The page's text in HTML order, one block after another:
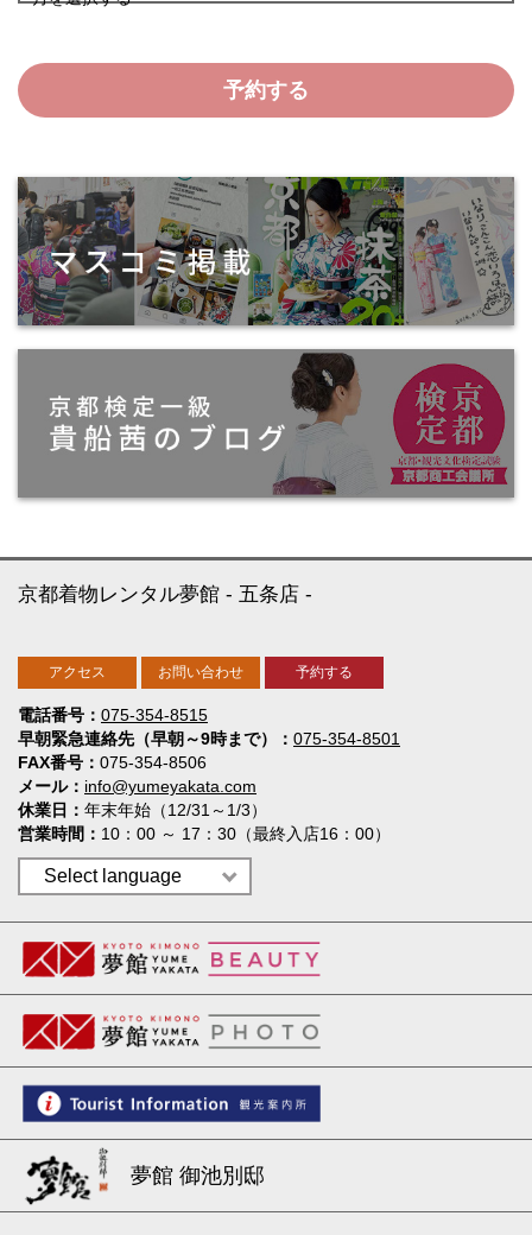
予約する
電話番号
075-354-8515
早朝緊急連絡先（早朝～9時まで）
075-354-8501
FAX番号
075-354-8506
メール
info@yumeyakata.com
休業日
年末年始（12/31～1/3）
営業時間
10：00 ～ 17：30（最終入店16：00）
京都着物レンタル夢館 五条店
アクセス お問い合わせ 予約する
夢館 御池別邸